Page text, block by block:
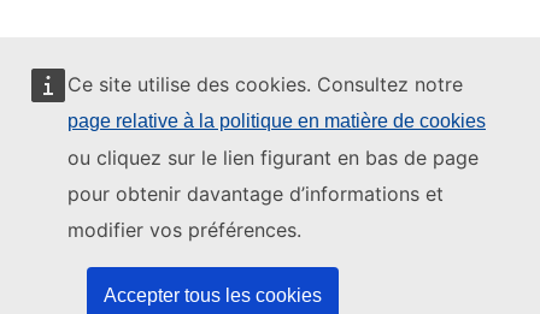
Ce site utilise des cookies. Consultez notre
page relative à la politique en matière de cookies
ou cliquez sur le lien figurant en bas de page
pour obtenir davantage d’informations et
modifier vos préférences.
Accepter tous les cookies